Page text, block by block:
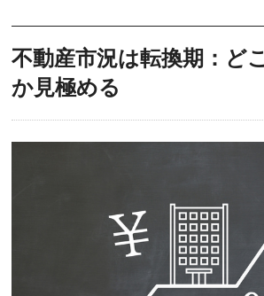
不動産市況は転換期：ど
か見極める